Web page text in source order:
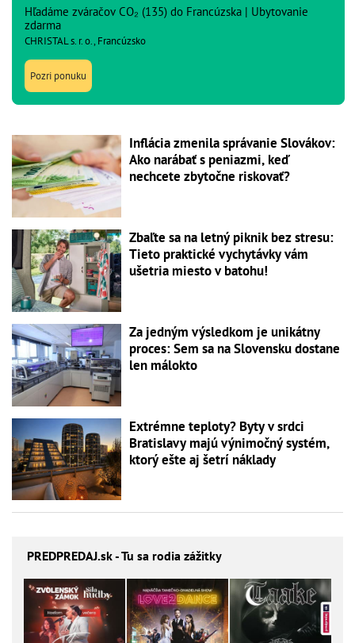
Hľadáme zváračov CO₂ (135) do Francúzska | Ubytovanie
zdarma
CHRISTAL s. r. o., Francúzsko
Pozri ponuku
Inflácia zmenila správanie Slovákov:
Ako narábať s peniazmi, keď
nechcete zbytočne riskovať?
Zbaľte sa na letný piknik bez stresu:
Tieto praktické vychytávky vám
ušetria miesto v batohu!
Za jedným výsledkom je unikátny
proces: Sem sa na Slovensku dostane
len málokto
Extrémne teploty? Byty v srdci
Bratislavy majú výnimočný systém,
ktorý ešte aj šetrí náklady
PREDPREDAJ.sk - Tu sa rodia zážitky